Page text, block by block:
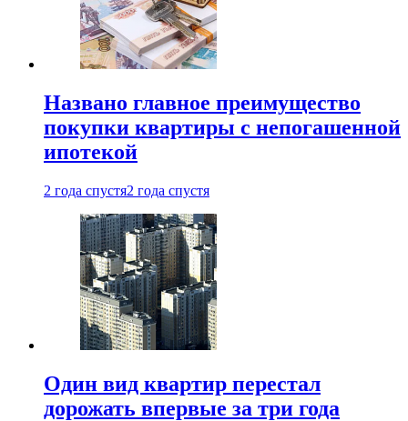
Названо главное преимущество
покупки квартиры с непогашенной
ипотекой
2 года спустя2 года спустя
Один вид квартир перестал
дорожать впервые за три года